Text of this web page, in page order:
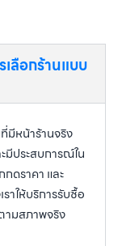
ลือกร้านแบบ
มีหน้าร้านจริง
ประสบการณ์ใน
กดราคา และ
าให้บริการรับซื้อ
ามสภาพจริง